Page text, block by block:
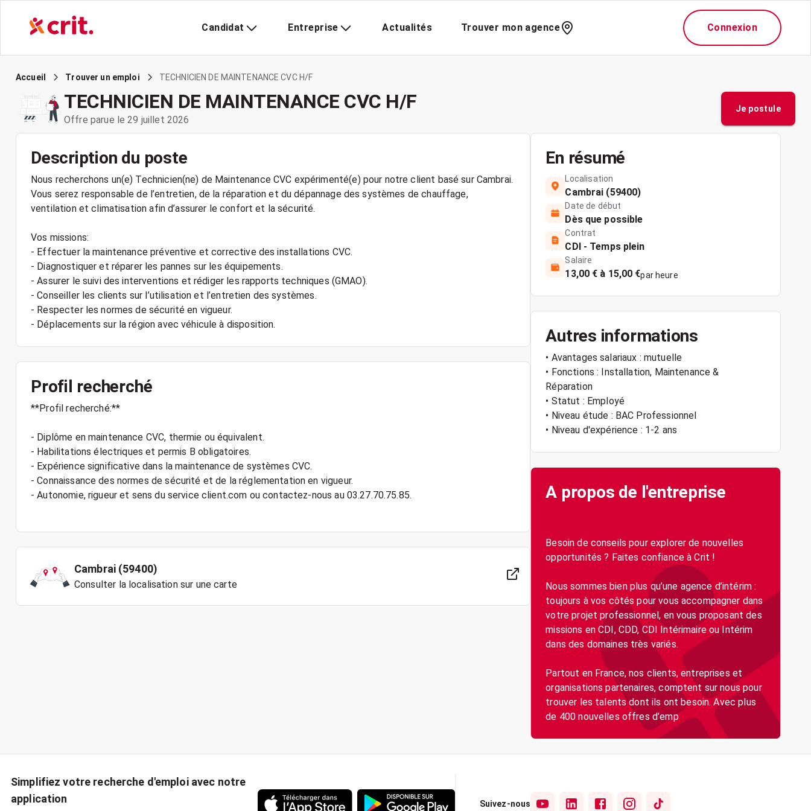
Candidat Entreprise Actualités Trouver mon agence Connexion
Accueil Trouver un emploi TECHNICIEN DE MAINTENANCE CVC H/F
TECHNICIEN DE MAINTENANCE CVC H/F
Offre parue le 29 juillet 2026
Je postule
Description du poste
Nous recherchons un(e) Technicien(ne) de Maintenance CVC expérimenté(e) pour notre client basé sur Cambrai.
Vous serez responsable de l’entretien, de la réparation et du dépannage des systèmes de chauffage,
ventilation et climatisation afin d’assurer le confort et la sécurité.
Vos missions:
- Effectuer la maintenance préventive et corrective des installations CVC.
- Diagnostiquer et réparer les pannes sur les équipements.
- Assurer le suivi des interventions et rédiger les rapports techniques (GMAO).
- Conseiller les clients sur l’utilisation et l’entretien des systèmes.
- Respecter les normes de sécurité en vigueur.
Profil recherché
**Profil recherché:**
- Diplôme en maintenance CVC, thermie ou équivalent.
- Habilitations électriques et permis B obligatoires.
- Expérience significative dans la maintenance de systèmes CVC.
- Connaissance des normes de sécurité et de la réglementation en vigueur.
- Autonomie, rigueur et sens du service client.com ou contactez-nous au 03.27.70.75.85.
Cambrai (59400)
Consulter la localisation sur une carte
En résumé
Localisation
Cambrai (59400)
Date de début
Dès que possible
Contrat
CDI - Temps plein
Salaire
13,00 € à 15,00 €par heure
Autres informations
• Avantages salariaux : mutuelle
• Fonctions : Installation, Maintenance &
Réparation
• Statut : Employé
• Niveau étude : BAC Professionnel
• Niveau d'expérience : 1-2 ans
A propos de l'entreprise
Besoin de conseils pour explorer de nouvelles
opportunités ? Faites confiance à Crit !
Nous sommes bien plus qu’une agence d’intérim :
toujours à vos côtés pour vous accompagner dans
votre projet professionnel, en vous proposant des
missions en CDI, CDD, CDI Intérimaire ou Intérim
dans des domaines très variés.
Partout en France, nos clients, entreprises et
organisations partenaires, comptent sur nous pour
trouver les talents dont ils ont besoin. Avec plus
de 400 nouvelles offres d’emp
Simplifiez votre recherche d'emploi avec notre
application
Suivez-nous